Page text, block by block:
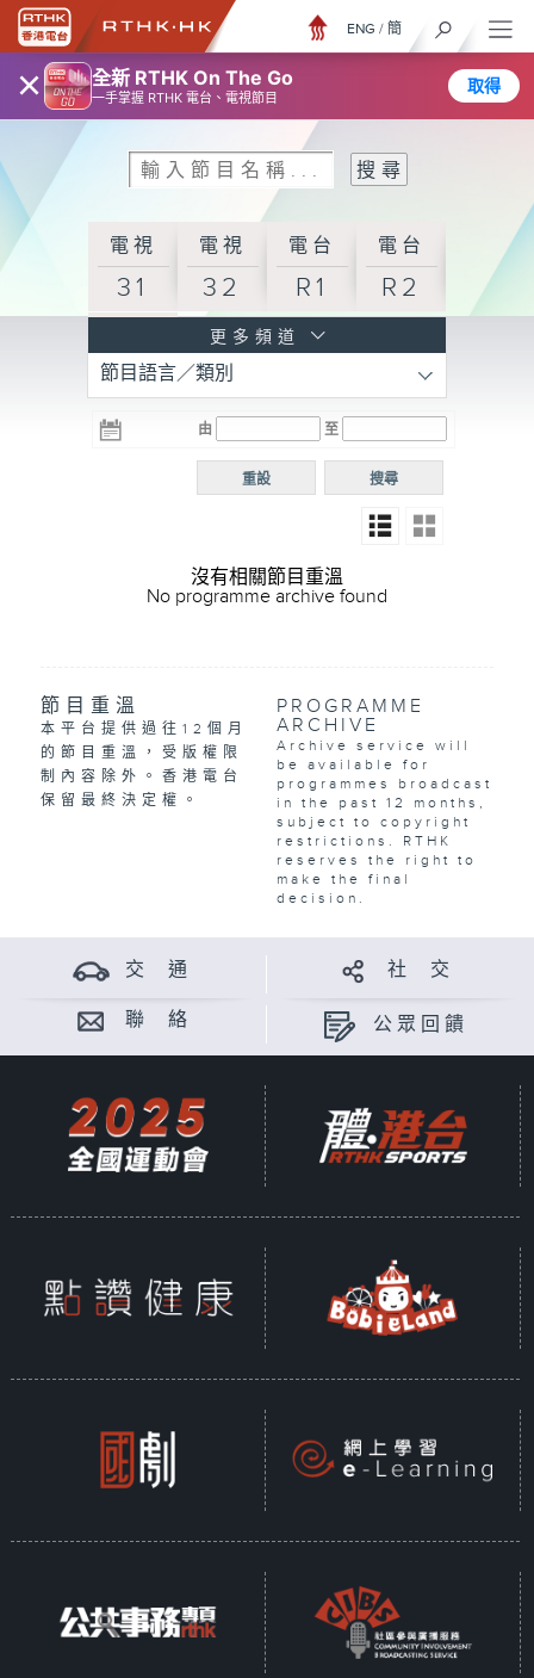
× 全新 RTHK On The Go
一手掌握 RTHK 電台、電視節目
取得
ENG / 簡
電視
31
電視
32
電台
R1
電台
R2
R3
電台 電台
R5
電台
普通
更多頻道
節目語言／類別
由 至
搜尋
重設
沒有相關節目重溫
No programme archive found
節目重溫
本平台提供過往12個月
的節目重溫，受版權限
制內容除外。香港電台
保留最終決定權。
PROGRAMME
ARCHIVE
Archive service will
be available for
programmes broadcast
in the past 12 months,
subject to copyright
restrictions. RTHK
reserves the right to
make the final
decision.
交 通 社 交
聯 絡 公眾回饋